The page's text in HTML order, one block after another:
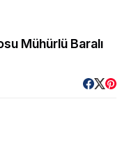
Mühürlü Baralı